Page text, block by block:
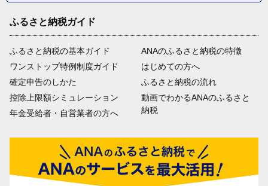
ふるさと納税ガイド
ふるさと納税の基本ガイド
ワンストップ特例制度ガイド
確定申告のしかた
控除上限額シミュレーション
年金受給者・自営業者の方へ
ANAのふるさと納税の特徴
はじめての方へ
ふるさと納税の流れ
動画でわかるANAのふるさと
納税